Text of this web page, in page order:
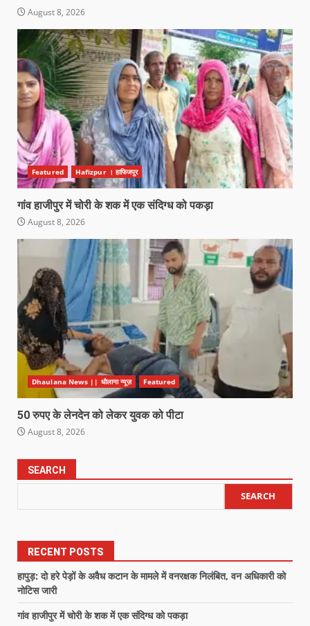
August 8, 2026
Featured Hafizpur । हाफिजपुर
गांव हाजीपुर में चोरी के शक में एक संदिग्ध को पकड़ा
August 8, 2026
Dhaulana News || धौलाना न्यूज़ Featured
50 रुपए के लेनदेन को लेकर युवक को पीटा
August 8, 2026
SEARCH
SEARCH
RECENT POSTS
हापुड़: दो हरे पेड़ों के अवैध कटान के मामले में वनरक्षक निलंबित, वन अधिकारी को
नोटिस जारी
गांव हाजीपुर में चोरी के शक में एक संदिग्ध को पकड़ा